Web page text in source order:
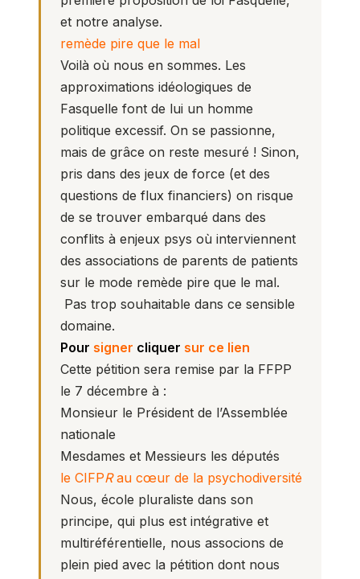
et notre analyse.
remède pire que le mal
Voilà où nous en sommes. Les
approximations idéologiques de
Fasquelle font de lui un homme
politique excessif. On se passionne,
mais de grâce on reste mesuré ! Sinon,
pris dans des jeux de force (et des
questions de flux financiers) on risque
de se trouver embarqué dans des
conflits à enjeux psys où interviennent
des associations de parents de patients
sur le mode remède pire que le mal.
Pas trop souhaitable dans ce sensible
domaine.
Pour signer cliquer sur ce lien
Cette pétition sera remise par la FFPP
le 7 décembre à :
Monsieur le Président de l’Assemblée
nationale
Mesdames et Messieurs les députés
le CIFPRau cœur de la psychodiversité
Nous, école pluraliste dans son
principe, qui plus est intégrative et
multiréférentielle, nous associons de
plein pied avec la pétition dont nous